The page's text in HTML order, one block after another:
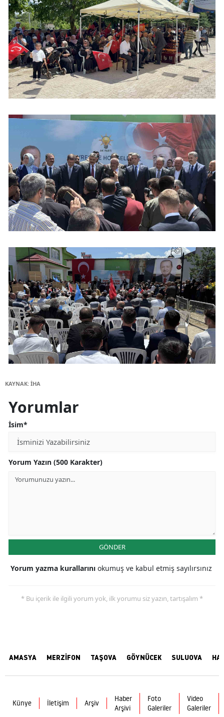
KAYNAK: İHA
Yorumlar
İsim*
Yorum Yazın (500 Karakter)
GÖNDER
Yorum yazma kurallarını okumuş ve kabul etmiş sayılırsınız
* Bu içerik ile ilgili yorum yok, ilk yorumu siz yazın, tartışalım *
AMASYA MERZİFON TAŞOVA GÖYNÜCEK SULUOVA
Künye İletişim Arşiv
Haber
Arşivi
Foto
Galeriler
Video
Galeriler